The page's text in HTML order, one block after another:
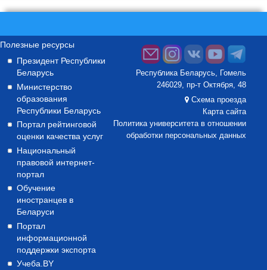
Полезные ресурсы
Президент Республики
Беларусь
Министерство
образования
Республики Беларусь
Портал рейтинговой
оценки качества услуг
Национальный
правовой интернет-
портал
Обучение
иностранцев в
Беларуси
Портал
информационной
поддержки экспорта
Учеба.BY
Республика Беларусь, Гомель
246029, пр-т Октября, 48
Схема проезда
Карта сайта
Политика университета в отношении
обработки персональных данных